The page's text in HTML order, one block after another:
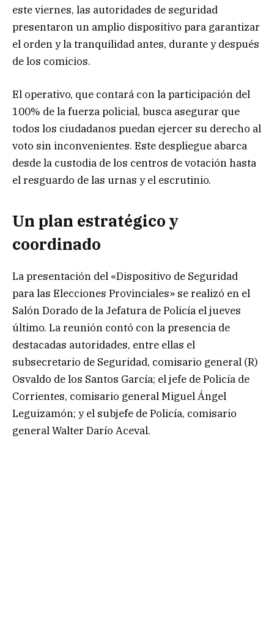
este viernes, las autoridades de seguridad
presentaron un amplio dispositivo para garantizar
el orden y la tranquilidad antes, durante y después
de los comicios.
El operativo, que contará con la participación del
100% de la fuerza policial, busca asegurar que
todos los ciudadanos puedan ejercer su derecho al
voto sin inconvenientes. Este despliegue abarca
desde la custodia de los centros de votación hasta
el resguardo de las urnas y el escrutinio.
Un plan estratégico y
coordinado
La presentación del «Dispositivo de Seguridad
para las Elecciones Provinciales» se realizó en el
Salón Dorado de la Jefatura de Policía el jueves
último. La reunión contó con la presencia de
destacadas autoridades, entre ellas el
subsecretario de Seguridad, comisario general (R)
Osvaldo de los Santos García; el jefe de Policía de
Corrientes, comisario general Miguel Ángel
Leguizamón; y el subjefe de Policía, comisario
general Walter Darío Aceval.